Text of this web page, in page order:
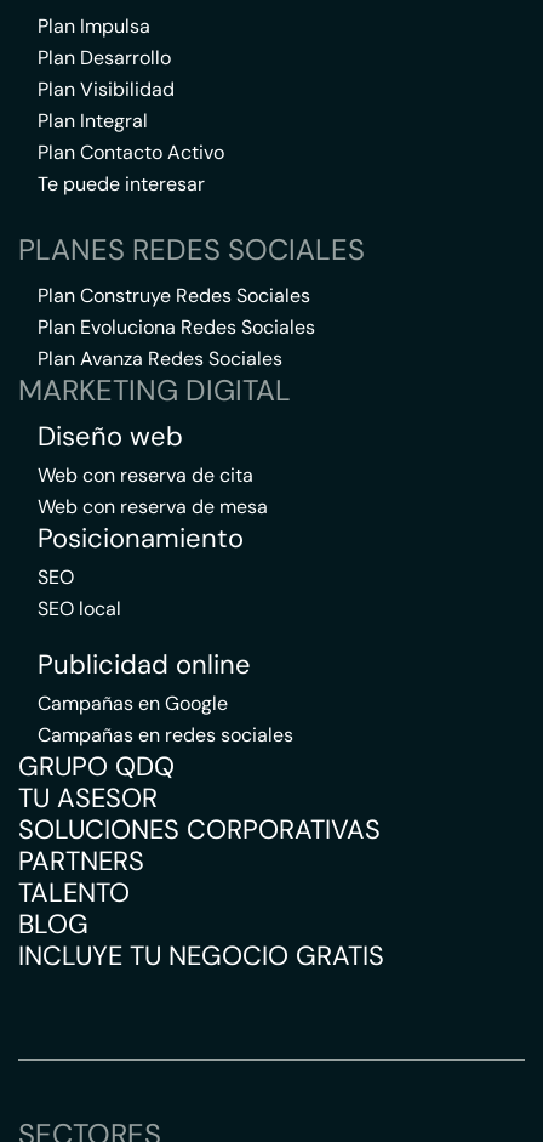
Plan Impulsa
Plan Desarrollo
Plan Visibilidad
Plan Integral
Plan Contacto Activo
Te puede interesar
PLANES REDES SOCIALES
Plan Construye Redes Sociales
Plan Evoluciona Redes Sociales
Plan Avanza Redes Sociales
MARKETING DIGITAL
Diseño web
Web con reserva de cita
Web con reserva de mesa
Posicionamiento
SEO
SEO local
Publicidad online
Campañas en Google
Campañas en redes sociales
GRUPO QDQ
TU ASESOR
SOLUCIONES CORPORATIVAS
PARTNERS
TALENTO
BLOG
INCLUYE TU NEGOCIO GRATIS
SECTORES